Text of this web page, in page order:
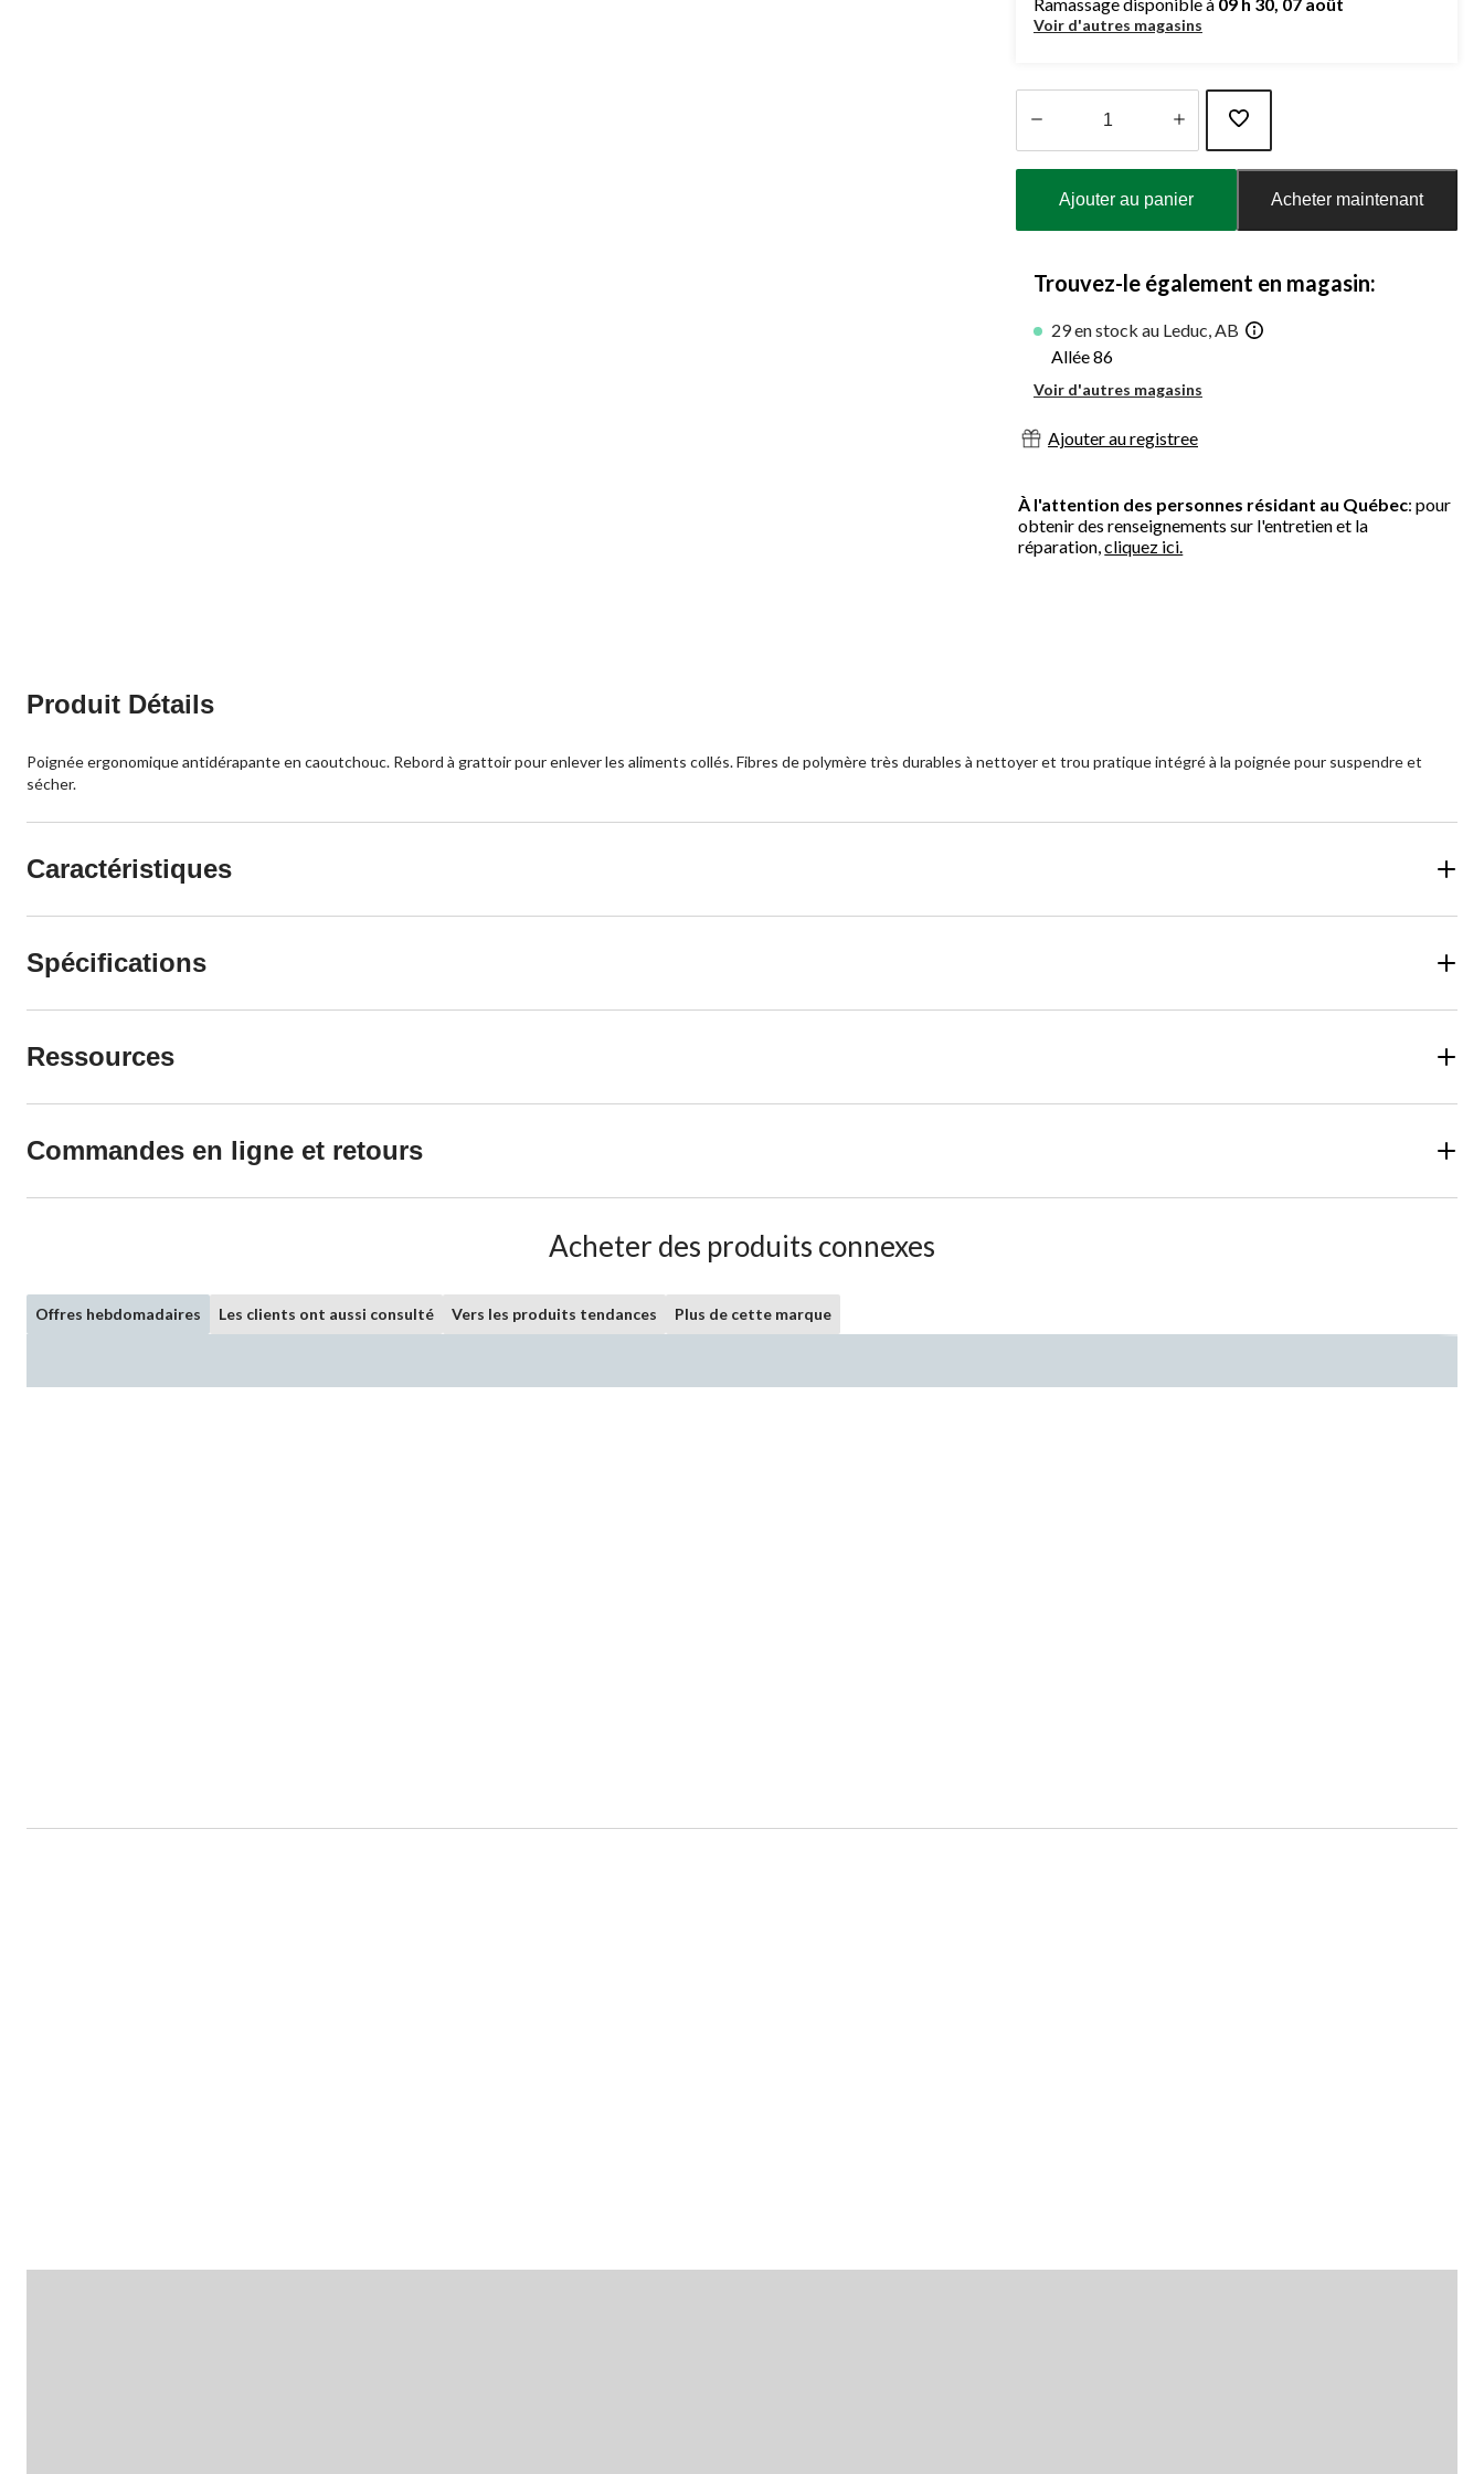
Voir d'autres magasins
jour
Ajouter au panier Acheter maintenant
Trouvez-le également en magasin:
29 en stock au Leduc, AB
Allée 86
Voir d'autres magasins
Ajouter au registree
À l'attention des personnes résidant au Québec: pour
obtenir des renseignements sur l'entretien et la
réparation,cliquez ici.
Produit Détails
Poignée ergonomique antidérapante en caoutchouc. Rebord à grattoir pour enlever les aliments collés. Fibres de polymère très durables à nettoyer et trou pratique intégré à la poignée pour suspendre et
sécher.
Caractéristiques
Spécifications
Ressources
Commandes en ligne et retours
Acheter des produits connexes
Offres hebdomadaires Les clients ont aussi consulté Vers les produits tendances Plus de cette marque